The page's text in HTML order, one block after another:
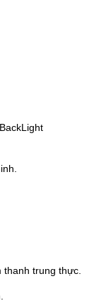
thanh trung thực.